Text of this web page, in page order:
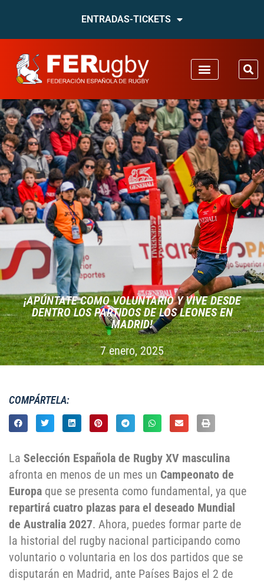
ENTRADAS-TICKETS
¡APÚNTATE COMO VOLUNTARIO Y VIVE DESDE
DENTRO LOS PARTIDOS DE LOS LEONES EN
MADRID!
7 enero, 2025
COMPÁRTELA:
La Selección Española de Rugby XV masculina
afronta en menos de un mes un Campeonato de
Europa que se presenta como fundamental, ya que
repartirá cuatro plazas para el deseado Mundial
de Australia 2027. Ahora, puedes formar parte de
la historial del rugby nacional participando como
voluntario o voluntaria en los dos partidos que se
disputarán en Madrid, ante Países Bajos el 2 de